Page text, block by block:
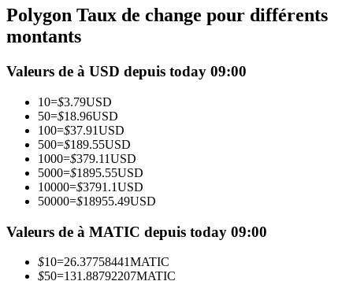
Copie de Trading
Rejoignez les meilleurs traders
Devenez un trader de copie
Profitez du partage des bénéfices et des commissions de copy
Polygon Taux de change pour différents
montants
Valeurs de à USD depuis today 09:00
10=$3.79USD
50=$18.96USD
100=$37.91USD
500=$189.55USD
1000=$379.11USD
5000=$1895.55USD
10000=$3791.1USD
50000=$18955.49USD
Valeurs de à MATIC depuis today 09:00
$10=26.37758441MATIC
$50=131.88792207MATIC